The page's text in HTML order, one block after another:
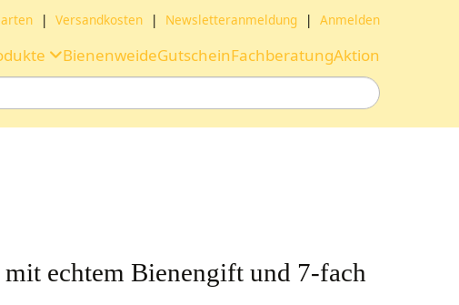
| Versandkosten | Newsletteranmeldung | Anmelden
BienenweideGutscheinFachberatungAktion
echtem Bienengift und 7-fach